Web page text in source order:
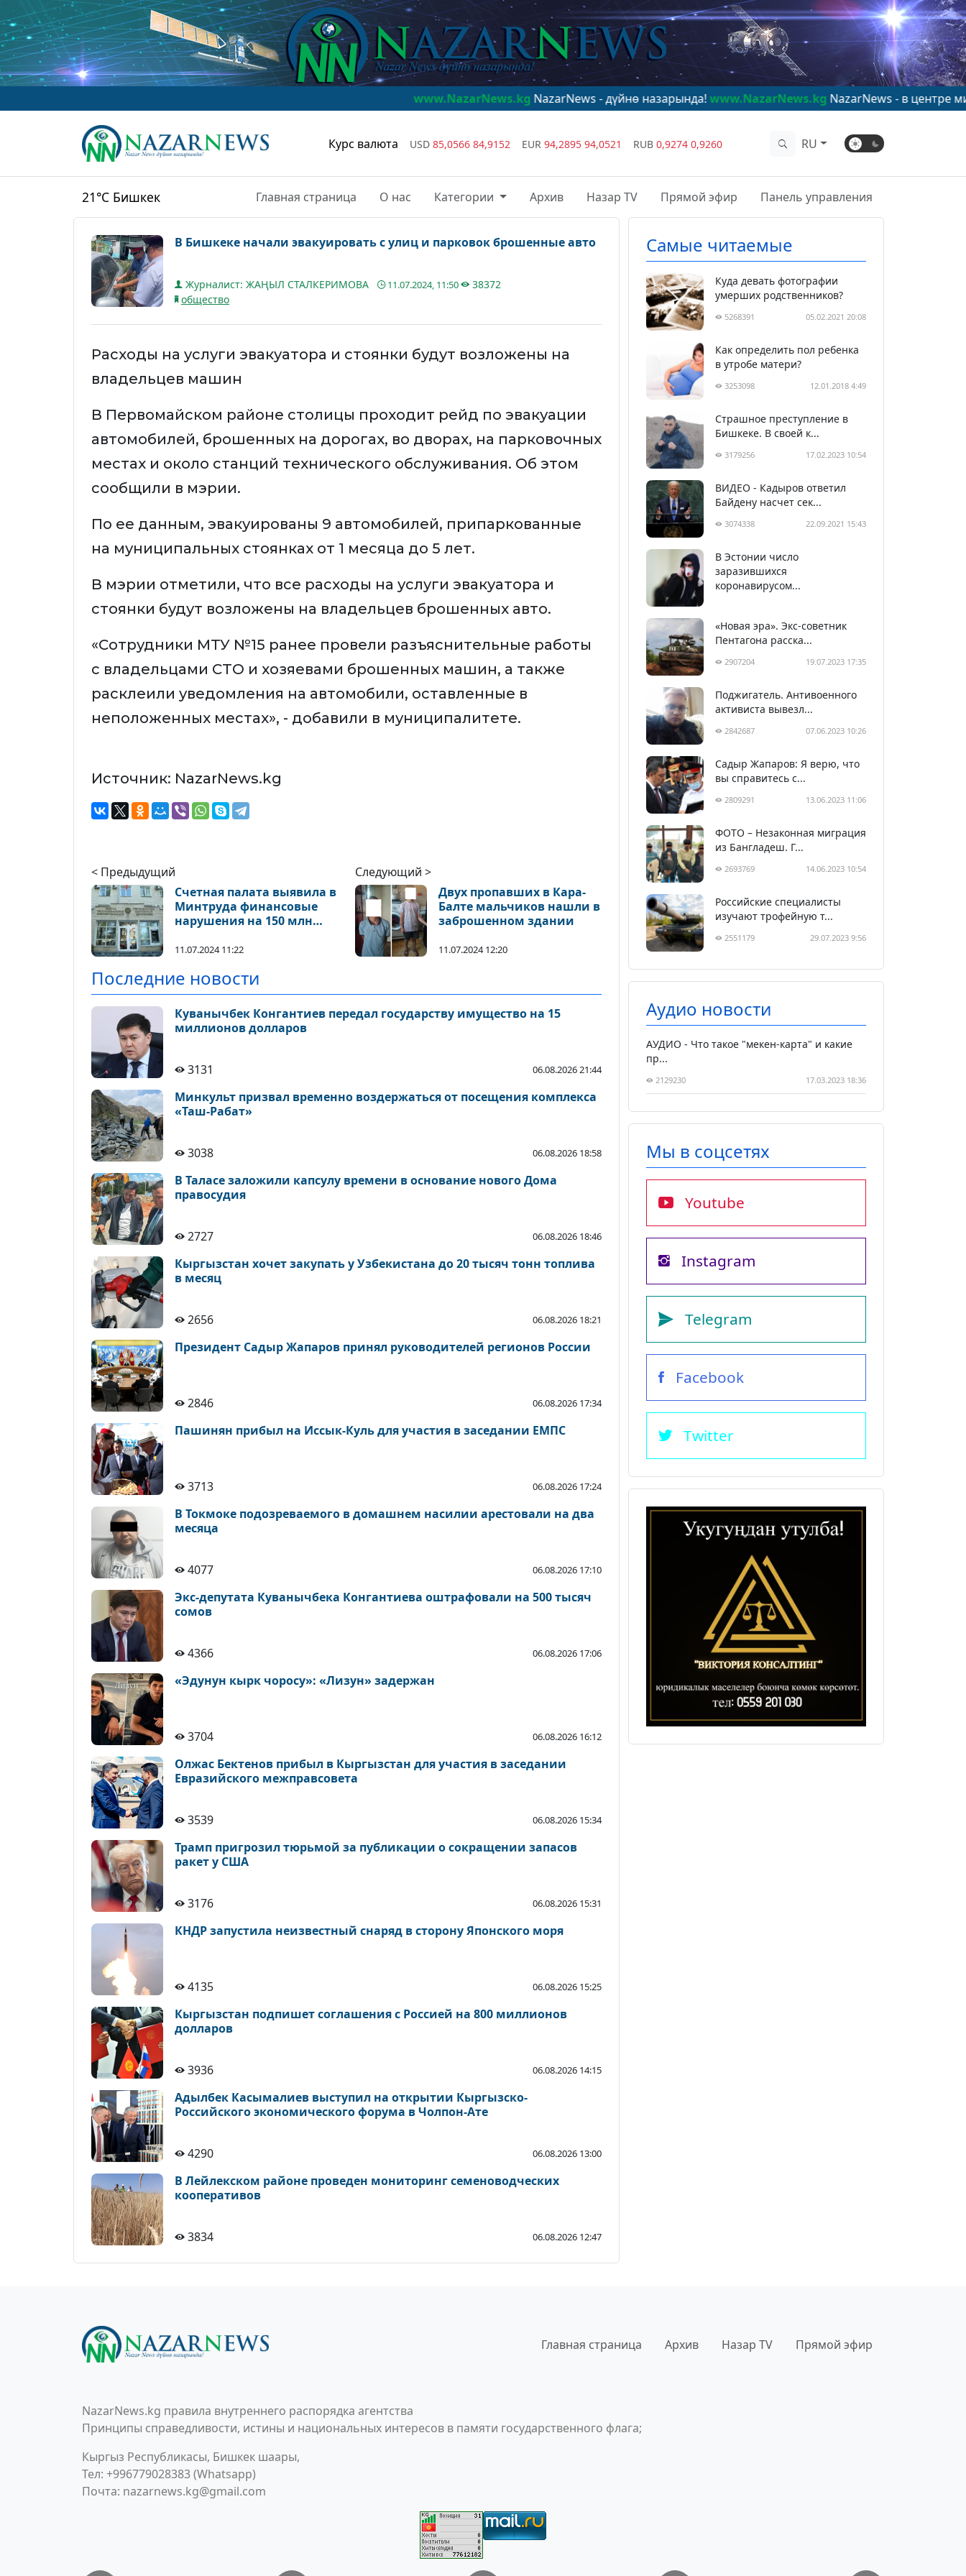
www.NazarNews.kgNazarNews - дүйнө назарында!www.NazarNews.kgNazarNews - в центре мирового
Курс валюта USD 85,0566 84,9152 EUR 94,2895 94,0521 RUB 0,9274 0,9260 RU
21°C Бишкек Главная страница О нас Категории Архив Назар TV Прямой эфир Панель управления
В Бишкеке начали эвакуировать с улиц и парковок брошенные авто
Журналист: ЖАҢЫЛ СТАЛКЕРИМОВА 11.07.2024, 11:50
38372
общество
Расходы на услуги эвакуатора и стоянки будут возложены на
владельцев машин
В Первомайском районе столицы проходит рейд по эвакуации
автомобилей, брошенных на дорогах, во дворах, на парковочных
местах и около станций технического обслуживания. Об этом
сообщили в мэрии.
По ее данным, эвакуированы 9 автомобилей, припаркованные
на муниципальных стоянках от 1 месяца до 5 лет.
В мэрии отметили, что все расходы на услуги эвакуатора и
стоянки будут возложены на владельцев брошенных авто.
«Сотрудники МТУ №15 ранее провели разъяснительные работы
с владельцами СТО и хозяевами брошенных машин, а также
расклеили уведомления на автомобили, оставленные в
неположенных местах», - добавили в муниципалитете.
Источник: NazarNews.kg
< Предыдущий
Счетная палата выявила в
Минтруда финансовые
нарушения на 150 млн
11.07.2024 11:22
Следующий >
Двух пропавших в Кара-
Балте мальчиков нашли в
заброшенном здании
11.07.2024 12:20
Последние новости
Куванычбек Конгантиев передал государству имущество на 15
миллионов долларов
3131 06.08.2026 21:44
Минкульт призвал временно воздержаться от посещения комплекса
«Таш-Рабат»
3038 06.08.2026 18:58
В Таласе заложили капсулу времени в основание нового Дома
правосудия
2727 06.08.2026 18:46
Кыргызстан хочет закупать у Узбекистана до 20 тысяч тонн топлива
в месяц
2656 06.08.2026 18:21
Президент Садыр Жапаров принял руководителей регионов России
2846 06.08.2026 17:34
Пашинян прибыл на Иссык-Куль для участия в заседании ЕМПС
3713 06.08.2026 17:24
В Токмоке подозреваемого в домашнем насилии арестовали на два
месяца
4077 06.08.2026 17:10
Экс-депутата Куванычбека Конгантиева оштрафовали на 500 тысяч
сомов
4366 06.08.2026 17:06
«Эдунун кырк чоросу»: «Лизун» задержан
3704 06.08.2026 16:12
Олжас Бектенов прибыл в Кыргызстан для участия в заседании
Евразийского межправсовета
3539 06.08.2026 15:34
Трамп пригрозил тюрьмой за публикации о сокращении запасов
ракет у США
3176 06.08.2026 15:31
КНДР запустила неизвестный снаряд в сторону Японского моря
4135 06.08.2026 15:25
Кыргызстан подпишет соглашения с Россией на 800 миллионов
долларов
3936 06.08.2026 14:15
Адылбек Касымалиев выступил на открытии Кыргызско-
Российского экономического форума в Чолпон-Ате
4290 06.08.2026 13:00
В Лейлекском районе проведен мониторинг семеноводческих
кооперативов
3834 06.08.2026 12:47
Самые читаемые
Куда девать фотографии
умерших родственников?
5268391 05.02.2021 20:08
Как определить пол ребенка
в утробе матери?
3253098 12.01.2018 4:49
Страшное преступление в
Бишкеке. В своей к...
3179256 17.02.2023 10:54
ВИДЕО - Кадыров ответил
Байдену насчет сек...
3074338 22.09.2021 15:43
В Эстонии число
заразившихся
коронавирусом...
«Новая эра». Экс-советник
Пентагона расска...
2907204 19.07.2023 17:35
Поджигатель. Антивоенного
активиста вывезл...
2842687 07.06.2023 10:26
Садыр Жапаров: Я верю, что
вы справитесь с...
2809291 13.06.2023 11:06
ФОТО – Незаконная миграция
из Бангладеш. Г...
2693769 14.06.2023 10:54
Российские специалисты
изучают трофейную т...
2551179 29.07.2023 9:56
Аудио новости
АУДИО - Что такое "мекен-карта" и какие
пр...
2129230 17.03.2023 18:36
Мы в соцсетях
Youtube
Instagram
Telegram
Facebook
Twitter
Главная страница Архив Назар TV Прямой эфир
NazarNews.kg правила внутреннего распорядка агентства
Принципы справедливости, истины и национальных интересов в памяти государственного флага;
Кыргыз Республикасы, Бишкек шаары,
Тел: +996779028383 (Whatsapp)
Почта: nazarnews.kg@gmail.com